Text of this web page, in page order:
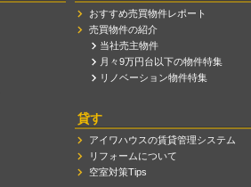
おすすめ売買物件レポート
売買物件の紹介
当社売主物件
月々9万円台以下の物件特集
リノベーション物件特集
貸す
アイワハウスの賃貸管理システム
リフォームについて
空室対策Tips